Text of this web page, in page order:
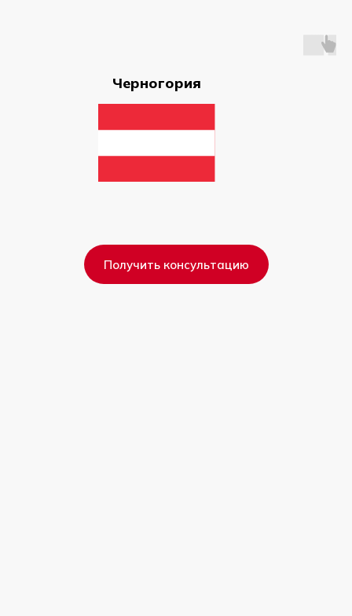
Черногория
Получить консультацию